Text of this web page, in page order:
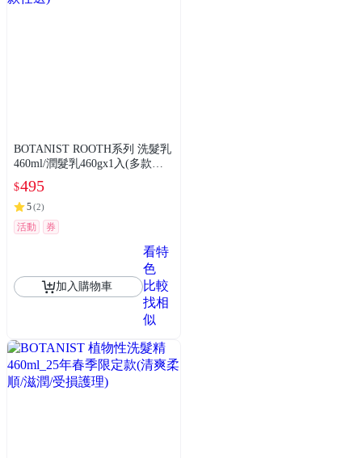
BOTANIST ROOTH系列 洗髮乳
460ml/潤髮乳460gx1入(多款任
選)
$495
5(2)
活動 券
加入購物車
看特
色
比較
找相
似